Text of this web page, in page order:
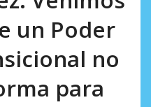
un Poder
no
para